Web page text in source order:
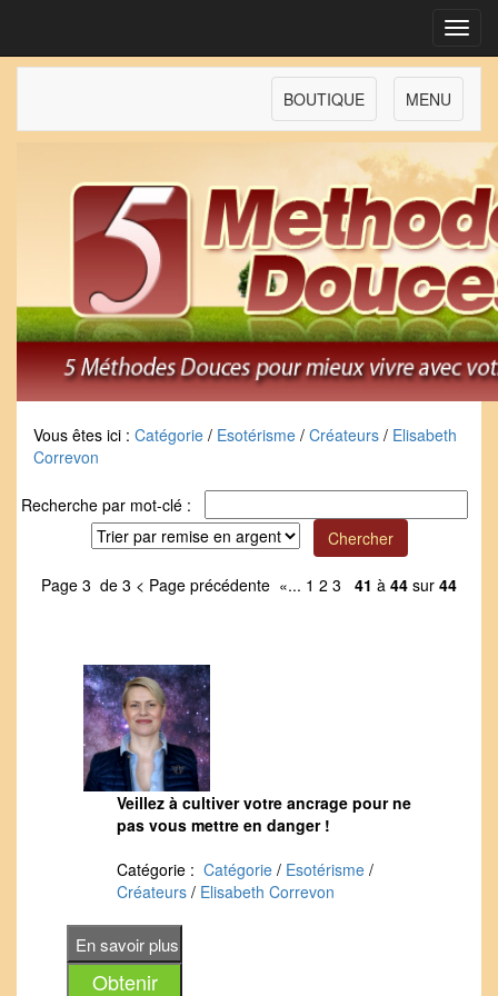
MENU
BOUTIQUE
Vous êtes ici : Catégorie / Esotérisme / Créateurs / Elisabeth
Correvon
Recherche par mot-clé :
Page 3 de 3 < Page précédente «... 1 2 3 41 à 44 sur 44
Veillez à cultiver votre ancrage pour ne
pas vous mettre en danger !
Catégorie : Catégorie / Esotérisme /
Créateurs / Elisabeth Correvon